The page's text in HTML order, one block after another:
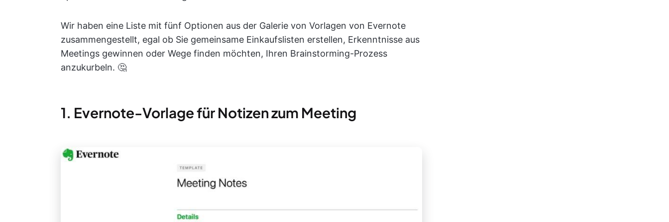
Wir haben eine Liste mit fünf Optionen aus der Galerie von Vorlagen von Evernote
zusammengestellt, egal ob Sie gemeinsame Einkaufslisten erstellen, Erkenntnisse aus
Meetings gewinnen oder Wege finden möchten, Ihren Brainstorming-Prozess
anzukurbeln. 🤔
1. Evernote-Vorlage für Notizen zum Meeting